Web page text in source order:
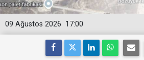
17:00
09 Ağustos 2026